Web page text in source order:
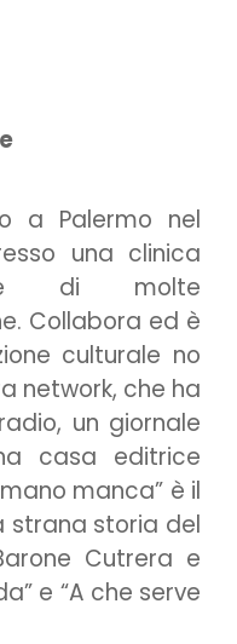
a Palermo nel
una clinica
di molte
Collabora ed è
culturale no
network, che ha
un giornale
casa editrice
manca” è il
strana storia del
Cutrera e
e “A che serve